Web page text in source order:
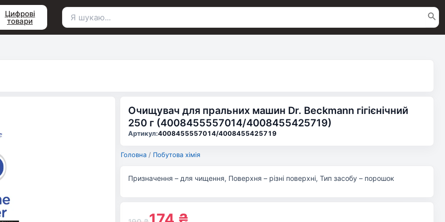
Цифрові
товари
Пошук
Очищувач для пральних машин Dr. Beckmann гігієнічний
250 г (4008455557014/4008455425719)
Артикул:4008455557014/4008455425719
Головна / Побутова хімія
Призначення – для чищення, Поверхня – різні поверхні, Тип засобу – порошок